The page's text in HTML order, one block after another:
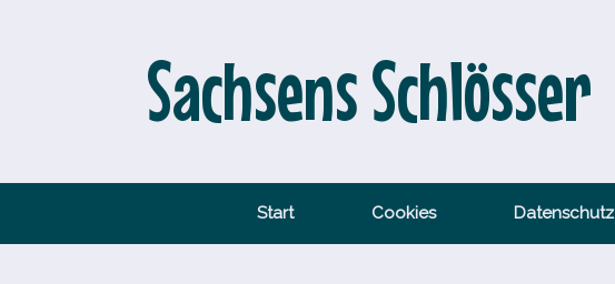
Sachsens Schlösser
Start Cookies Datenschutz